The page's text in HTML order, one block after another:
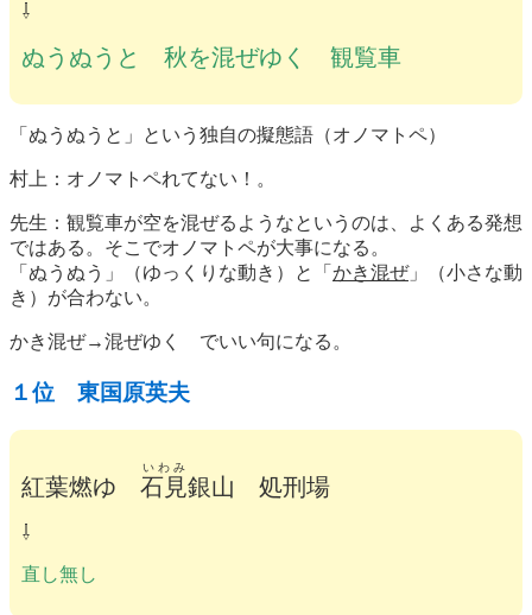
⇩
ぬうぬうと 秋を混ぜゆく 観覧車
「ぬうぬうと」という独自の擬態語（オノマトペ）
村上：オノマトペれてない！。
先生：観覧車が空を混ぜるようなというのは、よくある発想
ではある。そこでオノマトペが大事になる。
「ぬうぬう」（ゆっくりな動き）と「 かき混ぜ」（小さな動
き）が合わない。
かき混ぜ→混ぜゆく でいい句になる。
１位 東国原英夫
紅葉燃ゆ 石見
いわみ
銀山 処刑場
⇩
直し無し